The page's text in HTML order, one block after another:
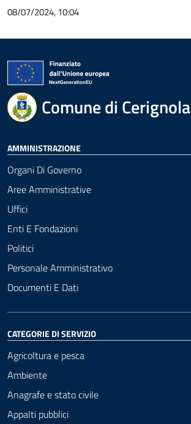
08/07/2024, 10:04
Comune di Cerignola
AMMINISTRAZIONE
Organi Di Governo
Aree Amministrative
Uffici
Enti E Fondazioni
Politici
Personale Amministrativo
Documenti E Dati
CATEGORIE DI SERVIZIO
Agricoltura e pesca
Ambiente
Anagrafe e stato civile
Appalti pubblici